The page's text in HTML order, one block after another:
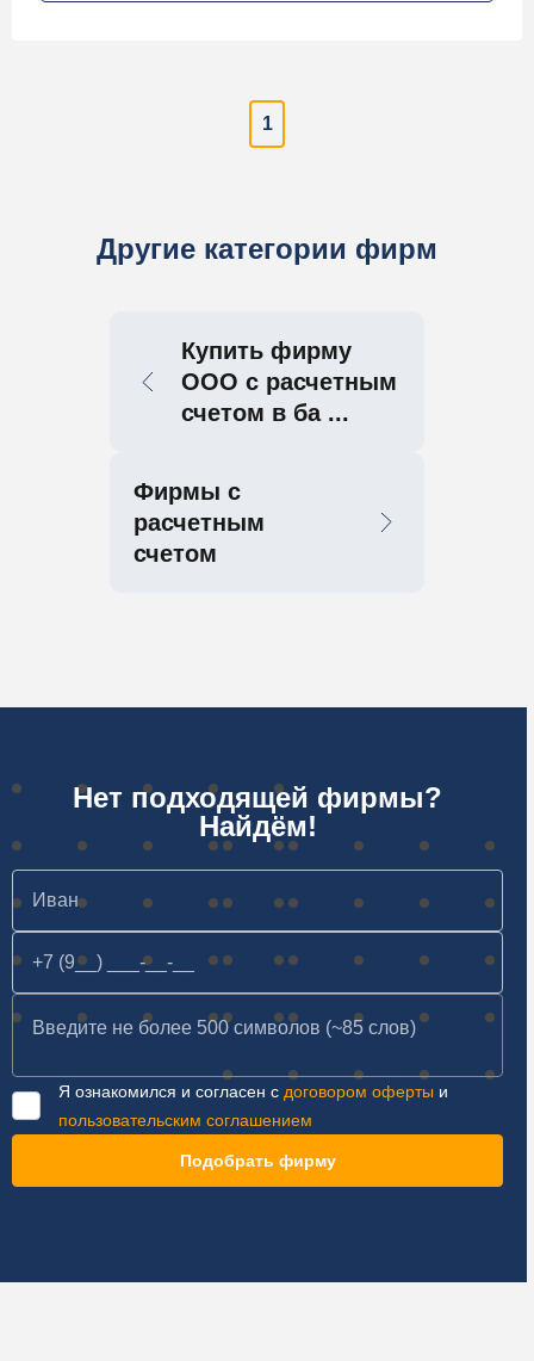
1
Другие категории фирм
Купить фирму
ООО с расчетным
счетом в ба ...
Фирмы с
расчетным
счетом
Нет подходящей фирмы?
Найдём!
Я ознакомился и согласен с договором оферты и
пользовательским соглашением
Подобрать фирму